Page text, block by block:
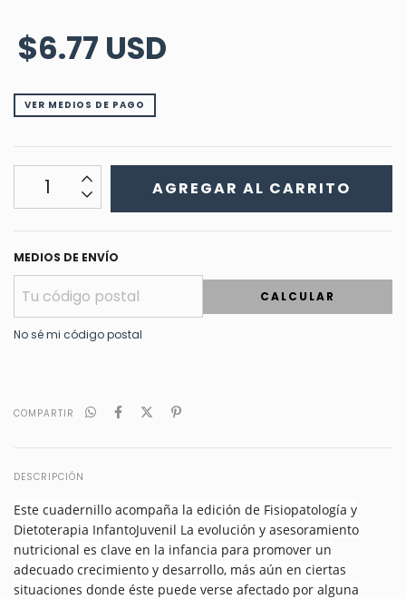
$6.77 USD
VER MEDIOS DE PAGO
MEDIOS DE ENVÍO
CALCULAR
No sé mi código postal
COMPARTIR
DESCRIPCIÓN
Este cuadernillo acompaña la edición de Fisiopatología y
Dietoterapia InfantoJuvenil La evolución y asesoramiento
nutricional es clave en la infancia para promover un
adecuado crecimiento y desarrollo, más aún en ciertas
situaciones donde éste puede verse afectado por alguna